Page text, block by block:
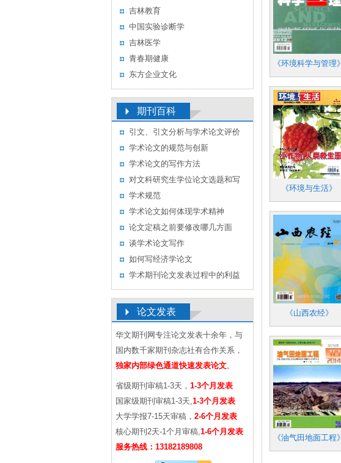
吉林教育
中国实验诊断学
吉林医学
青春期健康
东方企业文化
期刊百科
引文、引文分析与学术论文评价
学术论文的规范与创新
学术论文的写作方法
对文科研究生学位论文选题和写
作的几点认识
学术规范
学术论文如何体现学术精神
论文定稿之前要修改哪几方面
谈学术论文写作
如何写经济学论文
学术期刊论文发表过程中的利益
冲突及其处理
论文发表
华文期刊网专注论文发表十余年，与
国内数千家期刊杂志社有合作关系，
独家内部绿色通道快速发表论文。
省级期刊审稿1-3天， 1-3个月发表
国家级期刊审稿1-3天,1-3个月发表
大学学报7-15天审稿， 2-6个月发表
核心期刊2天-1个月审稿,1-6个月发表
服务热线：13182189808
《环境科学与管理》
《环境与生活》
《山西农经》
《油气田地面工程》